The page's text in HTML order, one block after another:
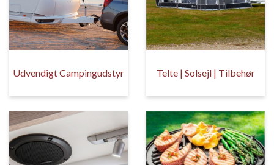
Udvendigt Campingudstyr Telte | Solsejl | Tilbehør